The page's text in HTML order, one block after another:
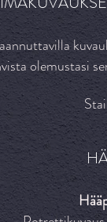
olemustasi